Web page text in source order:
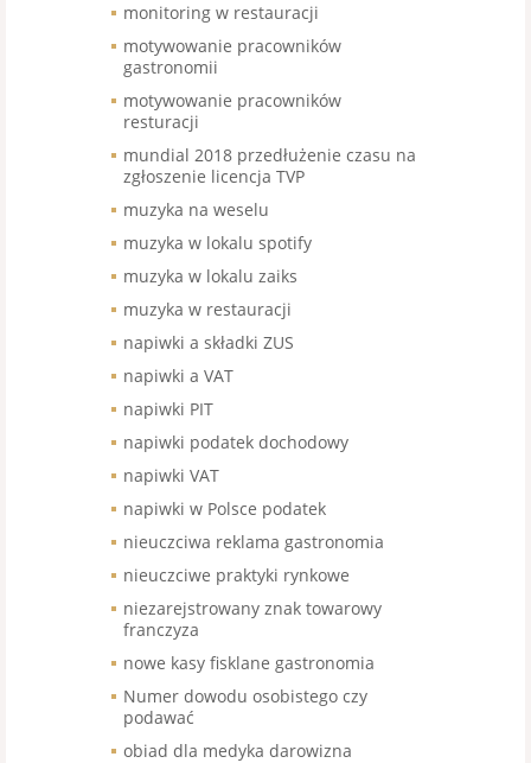
monitoring w restauracji
motywowanie pracowników
gastronomii
motywowanie pracowników
resturacji
mundial 2018 przedłużenie czasu na
zgłoszenie licencja TVP
muzyka na weselu
muzyka w lokalu spotify
muzyka w lokalu zaiks
muzyka w restauracji
napiwki a składki ZUS
napiwki a VAT
napiwki PIT
napiwki podatek dochodowy
napiwki VAT
napiwki w Polsce podatek
nieuczciwa reklama gastronomia
nieuczciwe praktyki rynkowe
niezarejstrowany znak towarowy
franczyza
nowe kasy fisklane gastronomia
Numer dowodu osobistego czy
podawać
obiad dla medyka darowizna